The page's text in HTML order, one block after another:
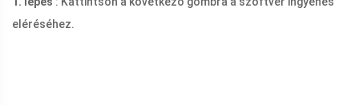
eléréséhez.